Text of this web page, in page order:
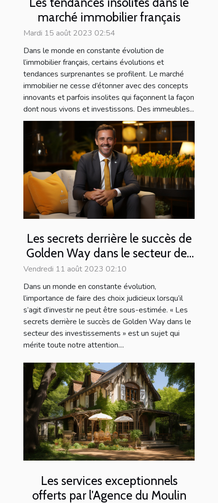
marché immobilier français
Mardi 15 août 2023 02:54
Dans le monde en constante évolution de
l’immobilier français, certains évolutions et
tendances surprenantes se profilent. Le marché
immobilier ne cesse d’étonner avec des concepts
innovants et parfois insolites qui façonnent la façon
dont nous vivons et investissons. Des immeubles...
Les secrets derrière le succès de
Golden Way dans le secteur des
investissements
Vendredi 11 août 2023 02:10
Dans un monde en constante évolution,
l’importance de faire des choix judicieux lorsqu’il
s’agit d’investir ne peut être sous-estimée. « Les
secrets derrière le succès de Golden Way dans le
secteur des investissements » est un sujet qui
mérite toute notre attention....
Les services exceptionnels
offerts par l'Agence du Moulin